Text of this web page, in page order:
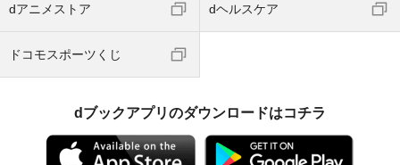
dアニメストア dヘルスケア
ドコモスポーツくじ
dブックアプリのダウンロードはコチラ